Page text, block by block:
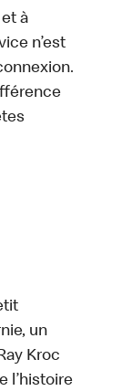
à
n’est
un
Kroc
l’histoire